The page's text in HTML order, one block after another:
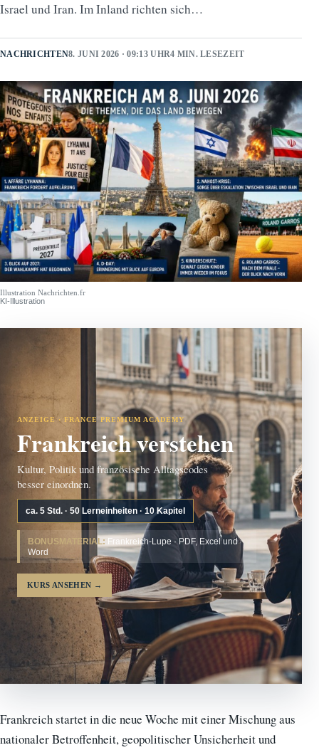
Israel und Iran. Im Inland richten sich…
NACHRICHTEN8. JUNI 2026 · 09:13 UHR4 MIN. LESEZEIT
Illustration Nachrichten.fr
KI-Illustration
ANZEIGE · FRANCE PREMIUM ACADEMY
Frankreich verstehen
Kultur, Politik und französische Alltagscodes
besser einordnen.
ca. 5 Std. · 50 Lerneinheiten · 10 Kapitel
BONUSMATERIAL: Frankreich-Lupe · PDF, Excel und
Word
KURS ANSEHEN →
Frankreich startet in die neue Woche mit einer Mischung aus
nationaler Betroffenheit, geopolitischer Unsicherheit und